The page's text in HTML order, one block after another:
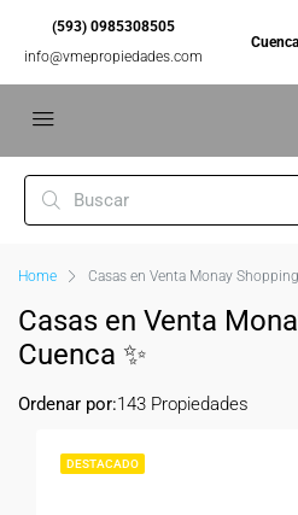
(593) 0985308505
info@vmepropiedades.com
Home Casas en Venta Monay
Casas en Venta
Cuenca ✨
143 Propiedades
Ordenar por:
DESTACADO